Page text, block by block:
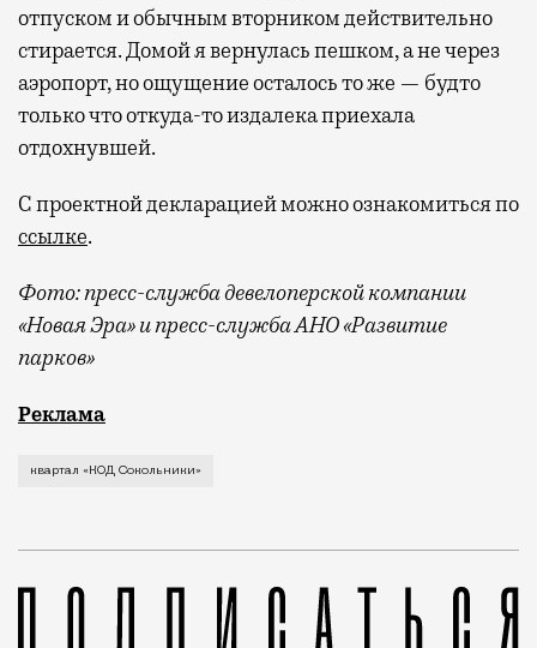
отпуском и обычным вторником действительно
стирается. Домой я вернулась пешком, а не через
аэропорт, но ощущение осталось то же — будто
только что откуда-то издалека приехала
отдохнувшей.
С проектной декларацией можно ознакомиться по
ссылке.
Фото:пресс-служба девелоперской компании
«Новая Эра» и пресс-служба АНО «Развитие
парков»
Отпуск в этом году у меня кочует: сначала
Реклама
квартал «КОД Сокольники»